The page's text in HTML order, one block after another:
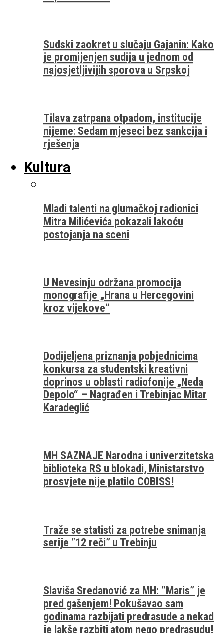
Sudski zaokret u slučaju Gajanin: Kako
je promijenjen sudija u jednom od
najosjetljivijih sporova u Srpskoj
Tilava zatrpana otpadom, institucije
nijeme: Sedam mjeseci bez sankcija i
rješenja
Kultura
Mladi talenti na glumačkoj radionici
Mitra Milićevića pokazali lakoću
postojanja na sceni
U Nevesinju održana promocija
monografije „Hrana u Hercegovini
kroz vijekove“
Dodijeljena priznanja pobjednicima
konkursa za studentski kreativni
doprinos u oblasti radiofonije „Neda
Depolo“ – Nagrađen i Trebinjac Mitar
Karadeglić
MH SAZNAJE Narodna i univerzitetska
biblioteka RS u blokadi, Ministarstvo
prosvjete nije platilo COBISS!
Traže se statisti za potrebe snimanja
serije ”12 reči” u Trebinju
Slaviša Sredanović za MH: ”Maris” je
pred gašenjem! Pokušavao sam
godinama razbijati predrasude a nekad
je lakše razbiti atom nego predrasudu!